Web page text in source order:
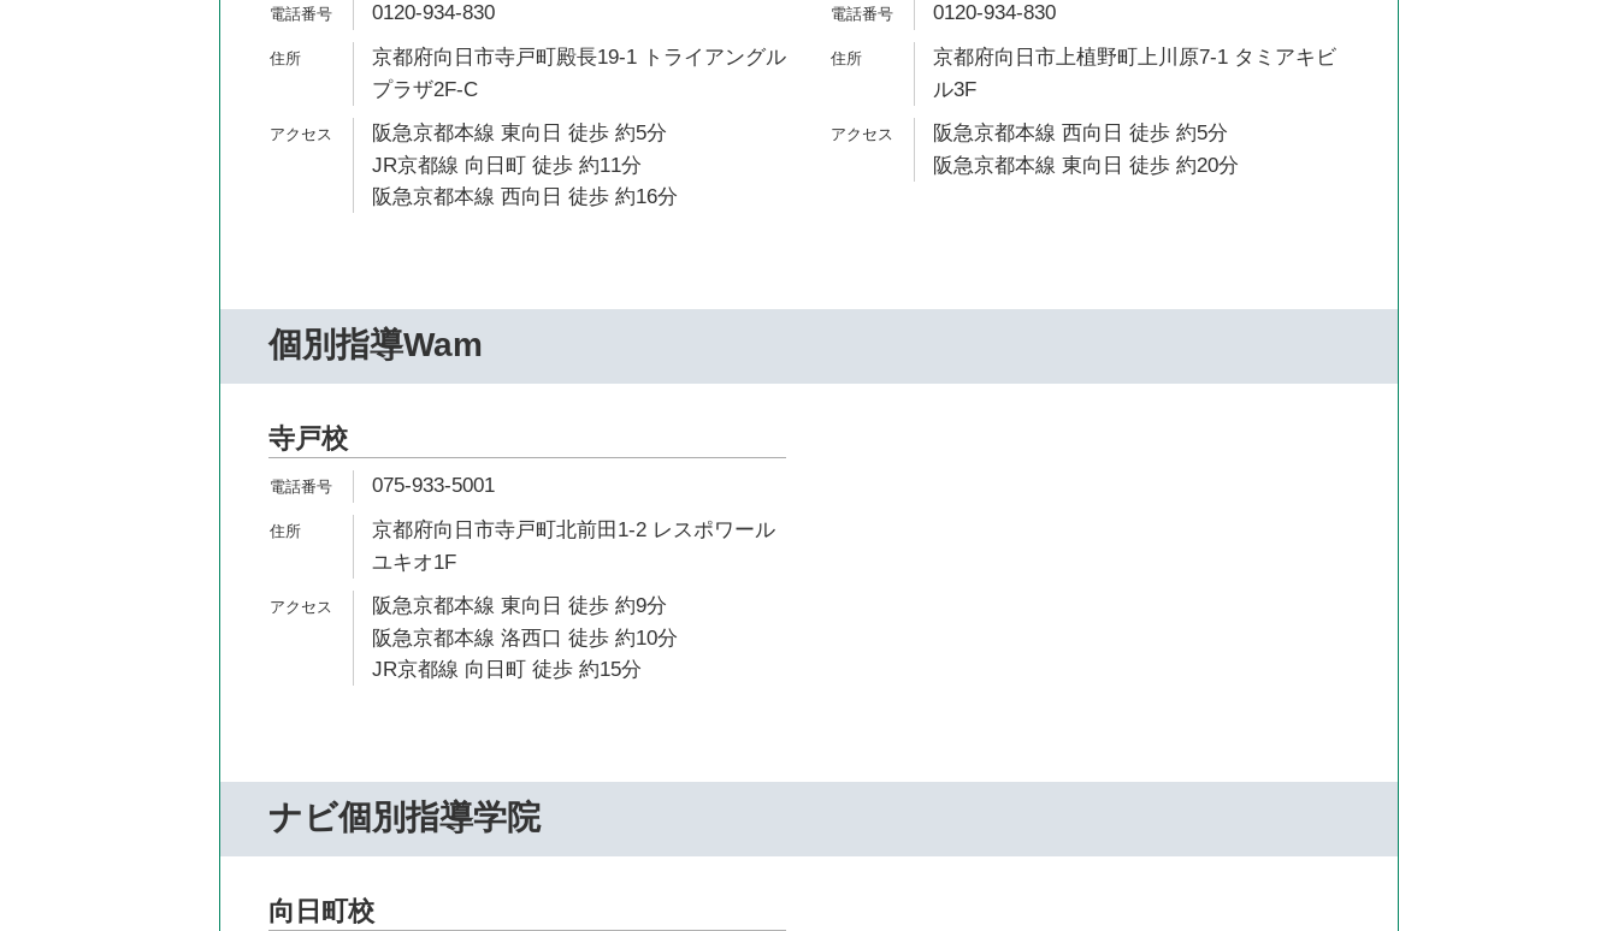
0120-934-830
京都府向日市寺戸町殿長19-1 トライアングル
プラザ2F-C
阪急京都本線 東向日 徒歩 約5分
JR京都線 向日町 徒歩 約11分
阪急京都本線 西向日 徒歩 約16分
0120-934-830
京都府向日市上植野町上川原7-1 タミアキビ
ル3F
阪急京都本線 西向日 徒歩 約5分
阪急京都本線 東向日 徒歩 約20分
個別指導Wam
寺戸校
075-933-5001
京都府向日市寺戸町北前田1-2 レスポワール
ユキオ1F
阪急京都本線 東向日 徒歩 約9分
阪急京都本線 洛西口 徒歩 約10分
JR京都線 向日町 徒歩 約15分
ナビ個別指導学院
向日町校